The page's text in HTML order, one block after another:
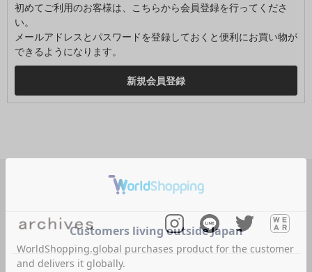
初めてご利用のお客様は、こちらから会員登録を行ってくださ
い。
メールアドレスとパスワードを登録しておくと便利にお買い物が
できるようになります。